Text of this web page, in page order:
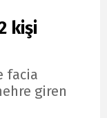
kişi
facia
giren